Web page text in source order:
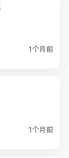
1个月前
1个月前